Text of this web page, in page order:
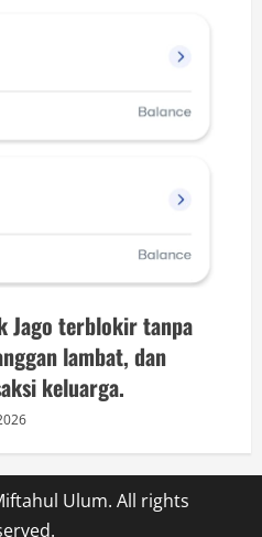
Jago terblokir tanpa
lambat, dan
keluarga.
Ulum. All rights